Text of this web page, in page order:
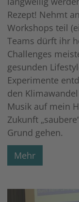
Rezept! Nehmt
Workshops teil
Teams dürft ihr
Challenges
gesunden
Experimente
den
Musik auf mein
Zukunft
Grund gehen.
Mehr